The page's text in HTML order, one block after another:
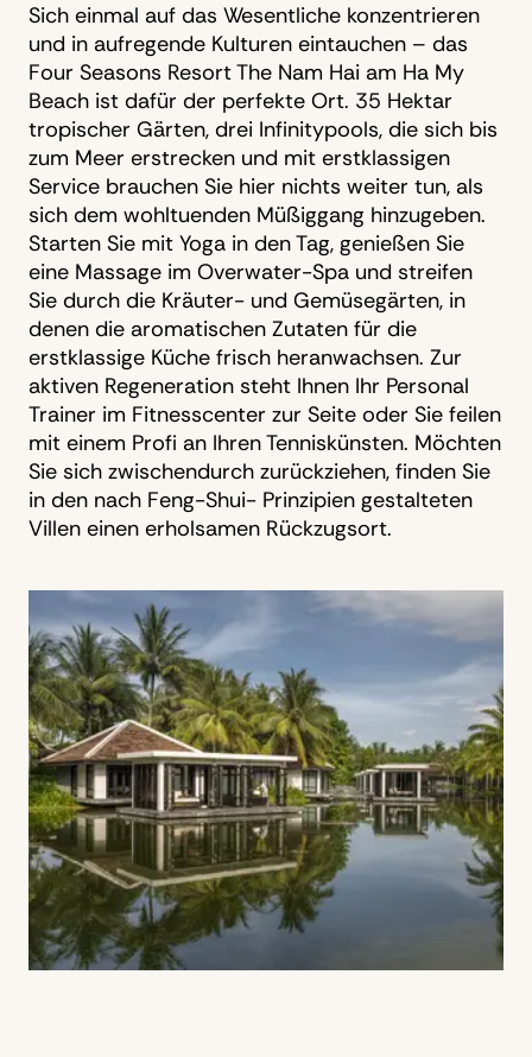
Sich einmal auf das Wesentliche konzentrieren
und in aufregende Kulturen eintauchen – das
Four Seasons Resort The Nam Hai am Ha My
Beach ist dafür der perfekte Ort. 35 Hektar
tropischer Gärten, drei Infinitypools, die sich bis
zum Meer erstrecken und mit erstklassigen
Service brauchen Sie hier nichts weiter tun, als
sich dem wohltuenden Müßiggang hinzugeben.
Starten Sie mit Yoga in den Tag, genießen Sie
eine Massage im Overwater-Spa und streifen
Sie durch die Kräuter- und Gemüsegärten, in
denen die aromatischen Zutaten für die
erstklassige Küche frisch heranwachsen. Zur
aktiven Regeneration steht Ihnen Ihr Personal
Trainer im Fitnesscenter zur Seite oder Sie feilen
mit einem Profi an Ihren Tenniskünsten. Möchten
Sie sich zwischendurch zurückziehen, finden Sie
in den nach Feng-Shui- Prinzipien gestalteten
Villen einen erholsamen Rückzugsort.